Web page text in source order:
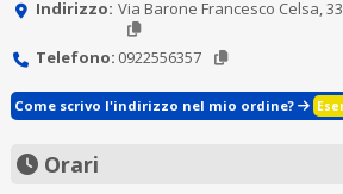
Indirizzo: Via Barone Francesco Celsa,
Telefono: 0922556357
Come scrivo l'indirizzo nel mio ordine?
Orari